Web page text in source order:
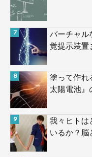
バーチャル
覚提示装置
塗って作れ
太陽電池』
我々ヒトは
いるか？脳